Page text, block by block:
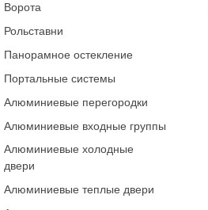
Ворота
Рольставни
Панорамное остекление
Портальные системы
Алюминиевые перегородки
Алюминиевые входные группы
Алюминиевые холодные
двери
Алюминиевые теплые двери